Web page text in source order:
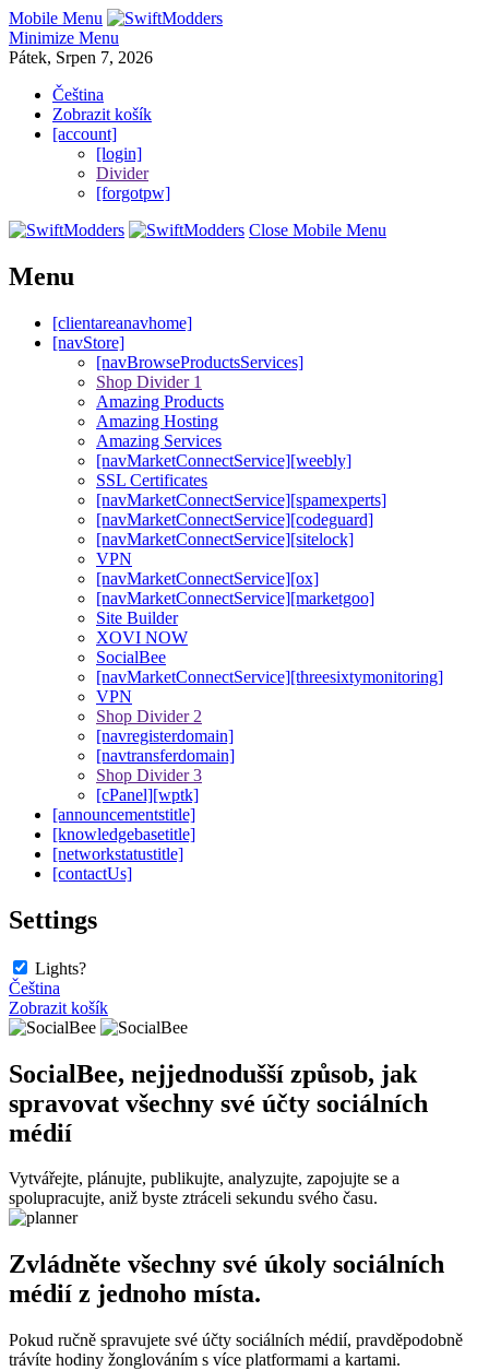
Mobile Menu
Minimize Menu
Pátek, Srpen 7, 2026
Čeština
Zobrazit košík
[account]
[login]
Divider
[forgotpw]
Close Mobile Menu
Menu
[clientareanavhome]
[navStore]
[navBrowseProductsServices]
Shop Divider 1
Amazing Products
Amazing Hosting
Amazing Services
[navMarketConnectService][weebly]
SSL Certificates
[navMarketConnectService][spamexperts]
[navMarketConnectService][codeguard]
[navMarketConnectService][sitelock]
VPN
[navMarketConnectService][ox]
[navMarketConnectService][marketgoo]
Site Builder
XOVI NOW
SocialBee
[navMarketConnectService][threesixtymonitoring]
VPN
Shop Divider 2
[navregisterdomain]
[navtransferdomain]
Shop Divider 3
[cPanel][wptk]
[announcementstitle]
[knowledgebasetitle]
[networkstatustitle]
[contactUs]
Settings
Lights?
Čeština
Zobrazit košík
SocialBee, nejjednodušší způsob, jak
spravovat všechny své účty sociálních
médií
Vytvářejte, plánujte, publikujte, analyzujte, zapojujte se a
spolupracujte, aniž byste ztráceli sekundu svého času.
Zvládněte všechny své úkoly sociálních
médií z jednoho místa.
Pokud ručně spravujete své účty sociálních médií, pravděpodobně
trávíte hodiny žonglováním s více platformami a kartami.